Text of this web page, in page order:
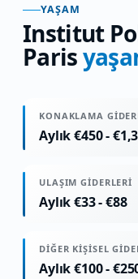
YAŞAM
Institut
Paris
KONAKLAMA
Aylık €450 -
ULAŞIM GIDERLERI
Aylık €33 - €88
DIĞER KIŞISEL
Aylık €100 -